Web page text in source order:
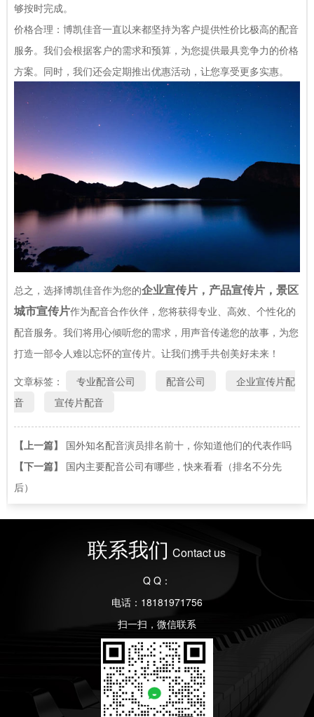
够按时完成。
价格合理：博凯佳音一直以来都坚持为客户提供性价比极高的配音
服务。我们会根据客户的需求和预算，为您提供最具竞争力的价格
方案。同时，我们还会定期推出优惠活动，让您享受更多实惠。
总之，选择博凯佳音作为您的企业宣传片，产品宣传片，景区
城市宣传片作为配音合作伙伴，您将获得专业、高效、个性化的
配音服务。我们将用心倾听您的需求，用声音传递您的故事，为您
打造一部令人难以忘怀的宣传片。让我们携手共创美好未来！
文章标签：
专业配音公司 配音公司
企业宣传片配
音
宣传片配音
【上一篇】
国外知名配音演员排名前十，你知道他们的代表作吗
【下一篇】 国内主要配音公司有哪些，快来看看（排名不分先
后）
联系我们 Contact us
Q Q：
电话：18181971756
扫一扫，微信联系